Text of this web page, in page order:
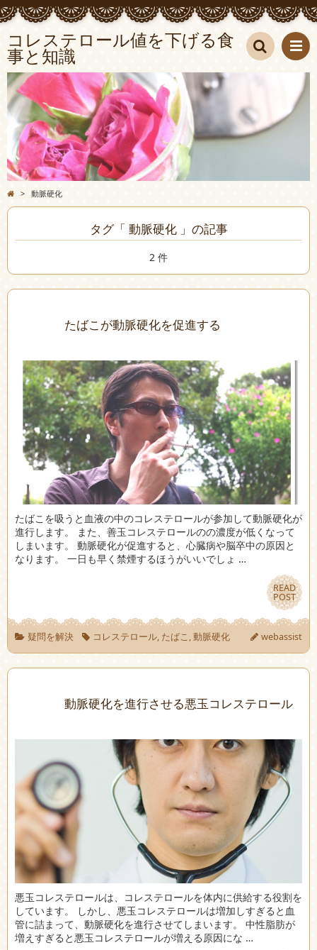
コレステロール値を下げる食
事と知識
> 動脈硬化
タグ「 動脈硬化 」の記事
2 件
たばこが動脈硬化を促進する
たばこを吸うと血液の中のコレステロールが参加して動脈硬化が
進行します。 また、善玉コレステロールのの濃度が低くなって
しまいます。 動脈硬化が促進すると、心臓病や脳卒中の原因と
なります。 一日も早く禁煙するほうがいいでしょ …
READ
POST
READ
POST
疑問を解決 コレステロール, たばこ ,動脈硬化 webassist
動脈硬化を進行させる悪玉コレステロール
悪玉コレステロールは、コレステロールを体内に供給する役割を
しています。 しかし、悪玉コレステロールは増加しすぎると血
管に詰まって、動脈硬化を進行させてしまいます。 中性脂肪が
増えすぎると悪玉コレステロールが増える原因にな …